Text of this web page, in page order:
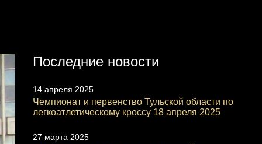
Последние новости
14 апреля 2025
Чемпионат и первенство Тульской области по
легкоатлетическому кроссу 18 апреля 2025
27 марта 2025